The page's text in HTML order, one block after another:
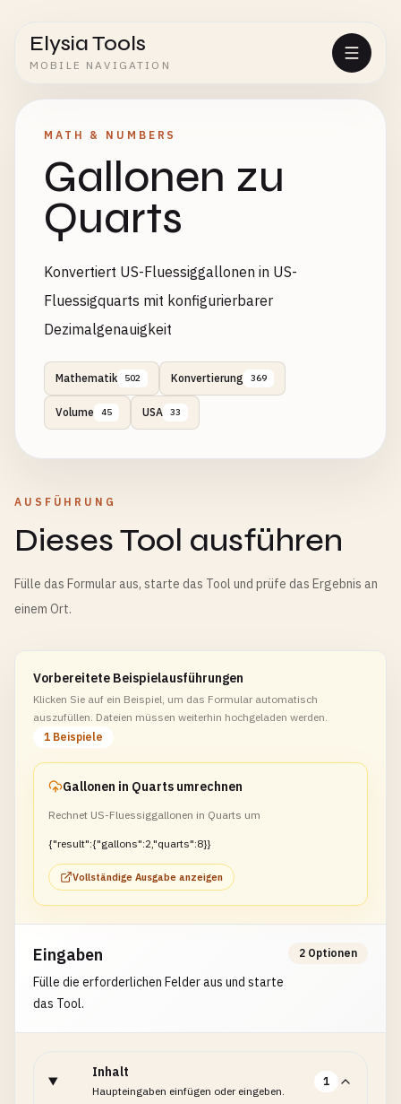
Elysia Tools
MOBILE NAVIGATION
MATH & NUMBERS
Gallonen zu
Quarts
Konvertiert US-Fluessiggallonen in US-
Fluessigquarts mit konfigurierbarer
Dezimalgenauigkeit
Mathematik 502 Konvertierung 369
Volume 45 USA 33
AUSFÜHRUNG
Dieses Tool ausführen
Fülle das Formular aus, starte das Tool und prüfe das Ergebnis an
einem Ort.
Vorbereitete Beispielausführungen
Klicken Sie auf ein Beispiel, um das Formular automatisch
auszufüllen. Dateien müssen weiterhin hochgeladen werden.
1 Beispiele
Gallonen in Quarts umrechnen
Rechnet US-Fluessiggallonen in Quarts um
{"result":{"gallons":2,"quarts":8}}
Vollständige Ausgabe anzeigen
Eingaben
Fülle die erforderlichen Felder aus und starte
das Tool.
2 Optionen
Inhalt
Haupteingaben einfügen oder eingeben.
1